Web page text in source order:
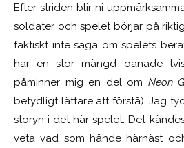
Efter striden blir ni
soldater och spelet börjar på
faktiskt inte säga om spelets
har en stor mängd oanade
påminner mig en del om Neon
betydligt lättare att förstå). Jag
storyn i det här spelet. Det
veta vad som hände härnäst